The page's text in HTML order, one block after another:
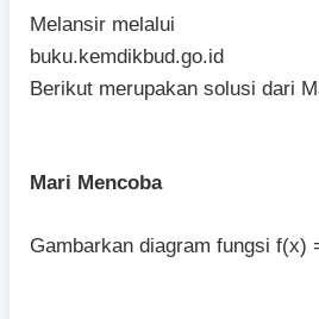
Melansir melalui
buku.kemdikbud.go.id
Berikut merupakan solusi dari
Mari Mencoba
Gambarkan diagram fungsi f(x)